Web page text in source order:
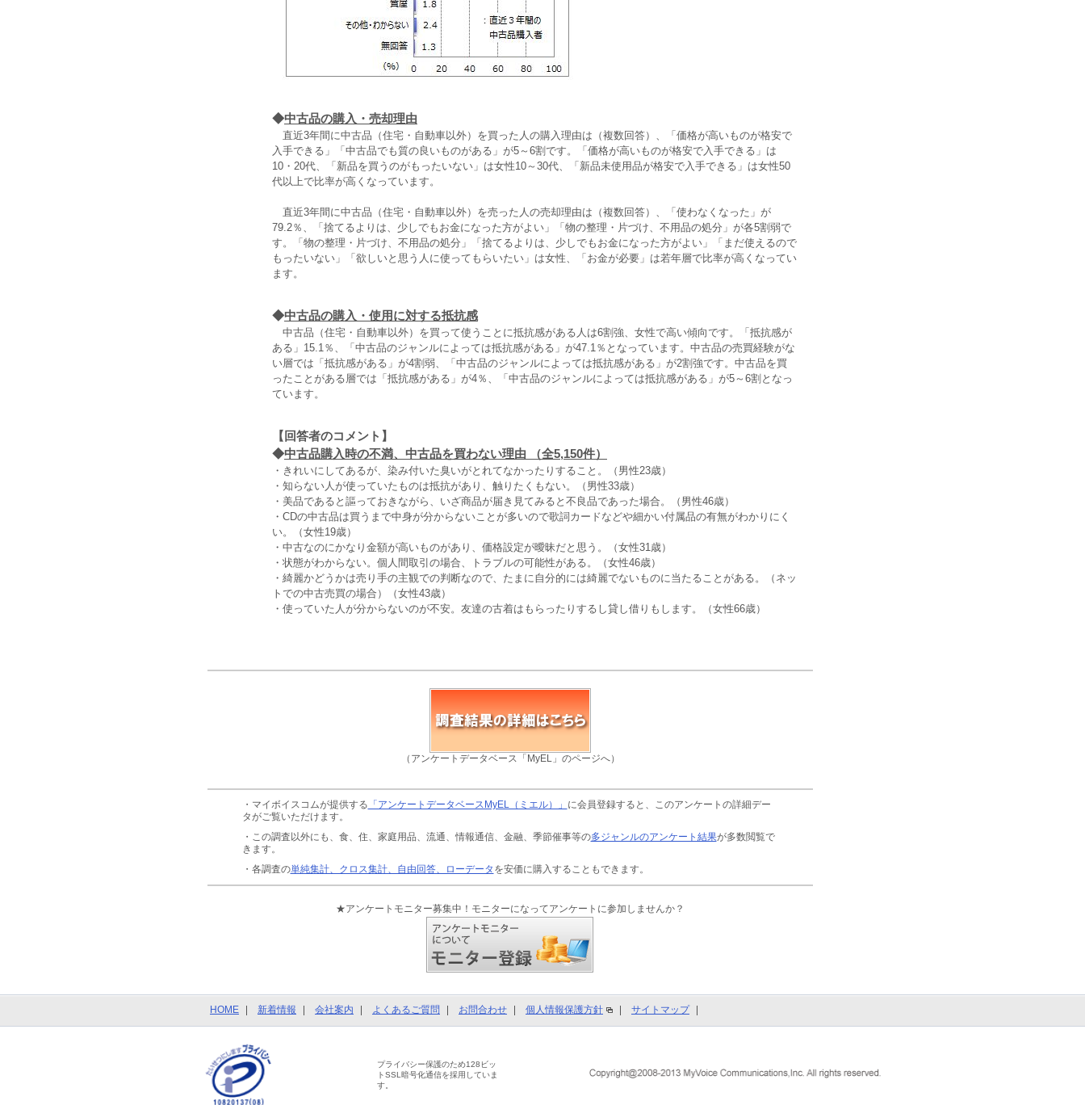
◆中古品の購入・売却理由
直近3年間に中古品（住宅・自動車以外）を買った人の購入理由は（複数回答）、「価格が高いものが格安で
入手できる」「中古品でも質の良いものがある」が5～6割です。「価格が高いものが格安で入手できる」は
10・20代、「新品を買うのがもったいない」は女性10～30代、「新品未使用品が格安で入手できる」は女性50
代以上で比率が高くなっています。
直近3年間に中古品（住宅・自動車以外）を売った人の売却理由は（複数回答）、「使わなくなった」が
79.2％、「捨てるよりは、少しでもお金になった方がよい」「物の整理・片づけ、不用品の処分」が各5割弱で
す。「物の整理・片づけ、不用品の処分」「捨てるよりは、少しでもお金になった方がよい」「まだ使えるので
もったいない」「欲しいと思う人に使ってもらいたい」は女性、「お金が必要」は若年層で比率が高くなってい
ます。
◆中古品の購入・使用に対する抵抗感
中古品（住宅・自動車以外）を買って使うことに抵抗感がある人は6割強、女性で高い傾向です。「抵抗感が
ある」15.1％、「中古品のジャンルによっては抵抗感がある」が47.1％となっています。中古品の売買経験がな
い層では「抵抗感がある」が4割弱、「中古品のジャンルによっては抵抗感がある」が2割強です。中古品を買
ったことがある層では「抵抗感がある」が4％、「中古品のジャンルによっては抵抗感がある」が5～6割となっ
ています。
【回答者のコメント】
◆中古品購入時の不満、中古品を買わない理由 （全5,150件）
・きれいにしてあるが、染み付いた臭いがとれてなかったりすること。（男性23歳）
・知らない人が使っていたものは抵抗があり、触りたくもない。（男性33歳）
・美品であると謳っておきながら、いざ商品が届き見てみると不良品であった場合。（男性46歳）
・CDの中古品は買うまで中身が分からないことが多いので歌詞カードなどや細かい付属品の有無がわかりにく
い。（女性19歳）
・中古なのにかなり金額が高いものがあり、価格設定が曖昧だと思う。（女性31歳）
・状態がわからない。個人間取引の場合、トラブルの可能性がある。（女性46歳）
・綺麗かどうかは売り手の主観での判断なので、たまに自分的には綺麗でないものに当たることがある。（ネッ
トでの中古売買の場合）（女性43歳）
・使っていた人が分からないのが不安。友達の古着はもらったりするし貸し借りもします。（女性66歳）
（アンケートデータベース「MyEL」のページへ）
・マイボイスコムが提供する 「アンケートデータベースMyEL（ミエル）」 に会員登録すると、このアンケートの詳細デー
タがご覧いただけます。
・この調査以外にも、食、住、家庭用品、流通、情報通信、金融、季節催事等の多ジャンルのアンケート結果が多数閲覧で
きます。
・各調査の単純集計、クロス集計、自由回答、ローデータ を安価に購入することもできます。
★アンケートモニター募集中！モニターになってアンケートに参加しませんか？
HOME 新着情報 会社案内 よくあるご質問 お問合わせ 個人情報保護方針 サイトマップ
プライバシー保護のため128ビッ
トSSL暗号化通信を採用していま
す。